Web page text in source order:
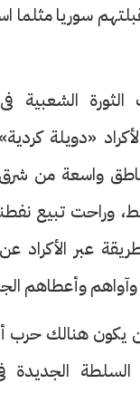
سوريا
الثورة
«دويلة
واسعة من شرق
وراحت تبيع
عبر الأكراد
وأعطاهم
يكون هنالك حرب
الجديدة